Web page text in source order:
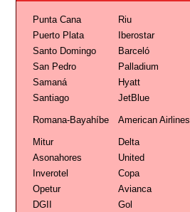
Punta Cana Riu
Puerto Plata
Iberostar
Santo Domingo
Barceló
San Pedro
Palladium
Samaná
Hyatt
Santiago
JetBlue
Romana-Bayahíbe American Airlines
Mitur
Delta
Asonahores
United
Inverotel
Copa
Opetur
Avianca
DGII
Gol